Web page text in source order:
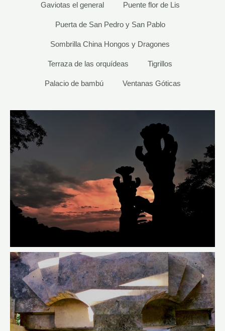
Gaviotas el general Puente flor de Lis
Puerta de San Pedro y San Pablo
Sombrilla China Hongos y Dragones
Terraza de las orquídeas Tigrillos
Palacio de bambú Ventanas Góticas